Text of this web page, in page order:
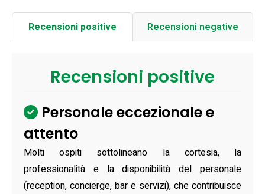
Recensioni positive Recensioni negative
Recensioni positive
Personale eccezionale e
attento
Molti ospiti sottolineano la cortesia, la
professionalità e la disponibilità del personale
(reception, concierge, bar e servizi), che contribuisce